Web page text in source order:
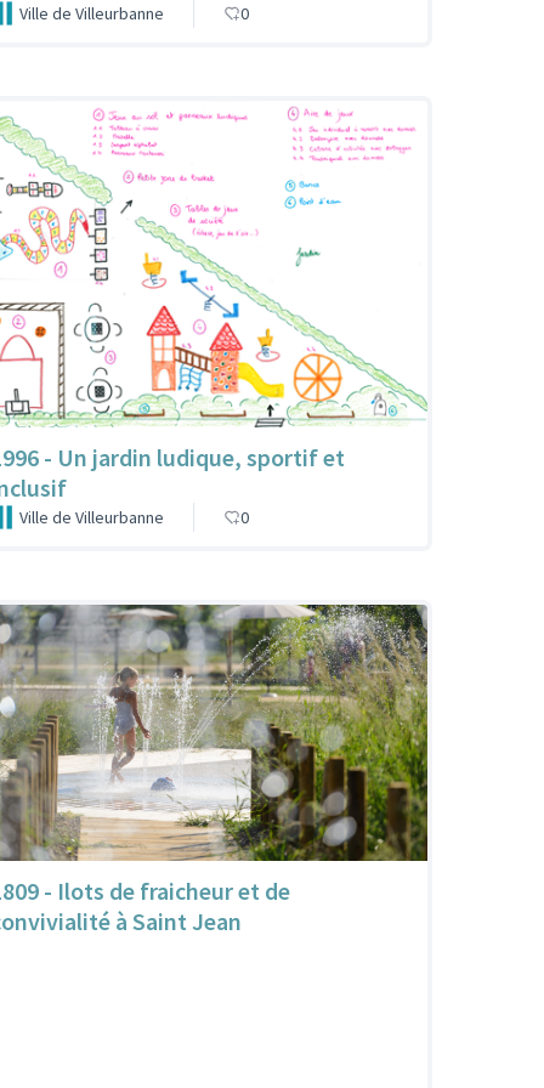
Ville de Villeurbanne 0
- Un jardin ludique, sportif et
Ville de Villeurbanne 0
- Ilots de fraicheur et de
à Saint Jean